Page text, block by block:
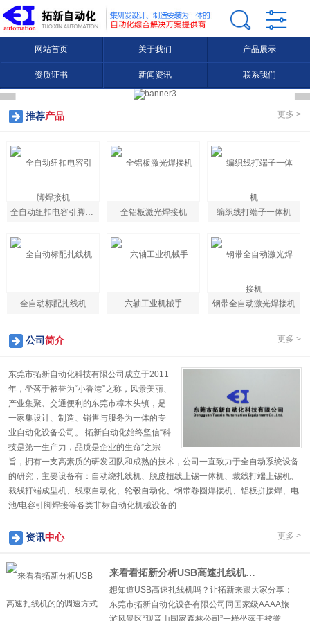
网站首页 关于我们 产品展示
资质证书 新闻资讯 联系我们
推荐产品 更多 >
全自动纽扣电容引脚焊接机 全铝板激光焊接机 编织线打端子一体机
全自动标配扎线机 六轴工业机械手 钢带全自动激光焊接机
公司简介 更多 >
东莞市拓新自动化科技有限公司成立于2011
年，坐落于被誉为“小香港”之称，风景美丽、
产业集聚、交通便利的东莞市樟木头镇，是
一家集设计、制造、销售与服务为一体的专
业自动化设备公司。 拓新自动化始终坚信“科
技是第一生产力，品质是企业的生命”之宗
旨，拥有一支高素质的研发团队和成熟的技术，公司一直致力于全自动系统设备
的研究，主要设备有：自动绕扎线机、脱皮扭线上锡一体机、裁线打端上锡机、
裁线打端成型机、线束自动化、轮毂自动化、钢带卷圆焊接机、铝板拼接焊、电
池/电容引脚焊接等各类非标自动化机械设备的
资讯中心 更多 >
来看看拓新分析USB高速扎线机的的调速方式
想知道USB高速扎线机吗？让拓新来跟大家分享：
东莞市拓新自动化设备有限公司同国家级AAAA旅
游风景区“观音山国家森林公司”一样坐落于被誉